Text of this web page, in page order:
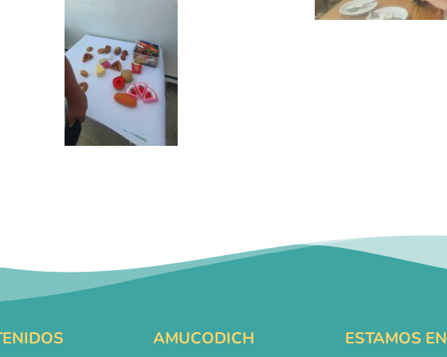
AMUCODICH ESTAMOS EN